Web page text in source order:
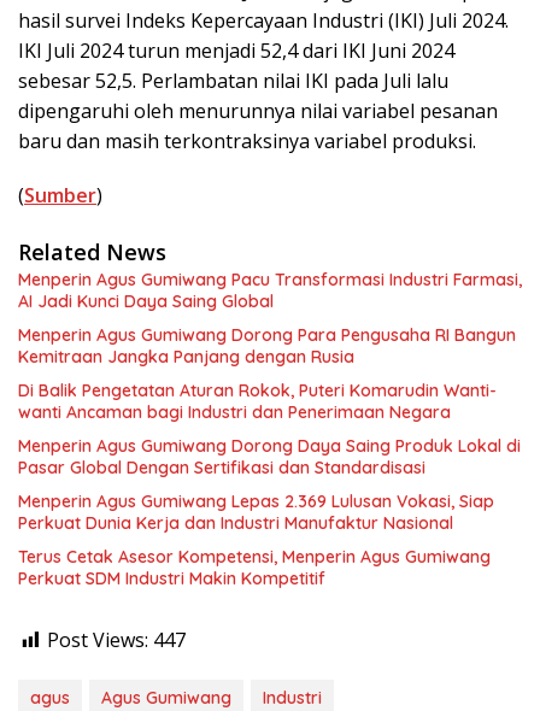
hasil survei Indeks Kepercayaan Industri (IKI) Juli 2024.
IKI Juli 2024 turun menjadi 52,4 dari IKI Juni 2024
sebesar 52,5. Perlambatan nilai IKI pada Juli lalu
dipengaruhi oleh menurunnya nilai variabel pesanan
baru dan masih terkontraksinya variabel produksi.
(Sumber)
Related News
Menperin Agus Gumiwang Pacu Transformasi Industri Farmasi,
AI Jadi Kunci Daya Saing Global
Menperin Agus Gumiwang Dorong Para Pengusaha RI Bangun
Kemitraan Jangka Panjang dengan Rusia
Di Balik Pengetatan Aturan Rokok, Puteri Komarudin Wanti-
wanti Ancaman bagi Industri dan Penerimaan Negara
Menperin Agus Gumiwang Dorong Daya Saing Produk Lokal di
Pasar Global Dengan Sertifikasi dan Standardisasi
Menperin Agus Gumiwang Lepas 2.369 Lulusan Vokasi, Siap
Perkuat Dunia Kerja dan Industri Manufaktur Nasional
Terus Cetak Asesor Kompetensi, Menperin Agus Gumiwang
Perkuat SDM Industri Makin Kompetitif
Post Views: 447
agus Agus Gumiwang
Industri